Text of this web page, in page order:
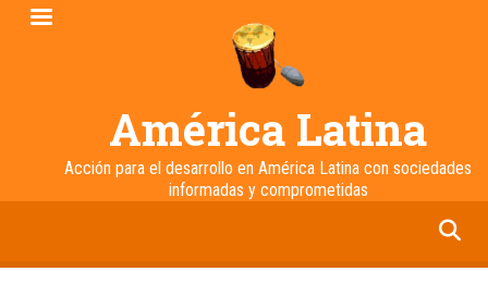
Pasar
América Latina
Acción para el desarrollo en América Latina con sociedades
informadas y comprometidas